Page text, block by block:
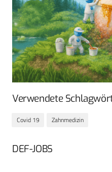
Verwendete
Covid 19 Zahnmedizin
DEF-JOBS